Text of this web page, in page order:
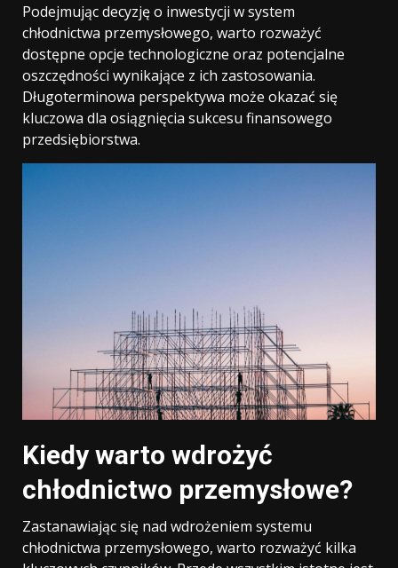
Podejmując decyzję o inwestycji w system
chłodnictwa przemysłowego, warto rozważyć
dostępne opcje technologiczne oraz potencjalne
oszczędności wynikające z ich zastosowania.
Długoterminowa perspektywa może okazać się
kluczowa dla osiągnięcia sukcesu finansowego
przedsiębiorstwa.
Kiedy warto wdrożyć
chłodnictwo przemysłowe?
Zastanawiając się nad wdrożeniem systemu
chłodnictwa przemysłowego, warto rozważyć kilka